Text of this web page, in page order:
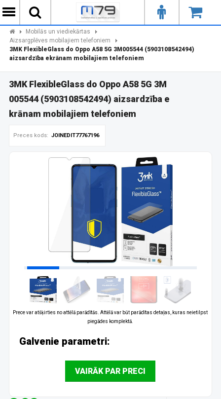
Mobilās un viediekārtas
Aizsargplēves mobilajiem telefoniem
3MK FlexibleGlass do Oppo A58 5G 3M005544 (5903108542494)
aizsardzība ekrānam mobilajiem telefoniem
3MK FlexibleGlass do Oppo A58 5G 3M
005544 (5903108542494) aizsardzība e
krānam mobilajiem telefoniem
Preces kods: JOINEDIT77767196
Prece var atšķirties no attēlā parādītās. Attēlā var būt parādītas detaļas, kuras neietilpst
piegādes komplektā.
Galvenie parametri:
VAIRĀK PAR PRECI